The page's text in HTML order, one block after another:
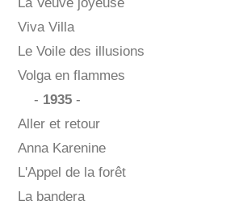
Viva Villa
Le Voile des illusions
Volga en flammes
- 1935-
Aller et retour
Anna Karenine
L'Appel de la forêt
La bandera